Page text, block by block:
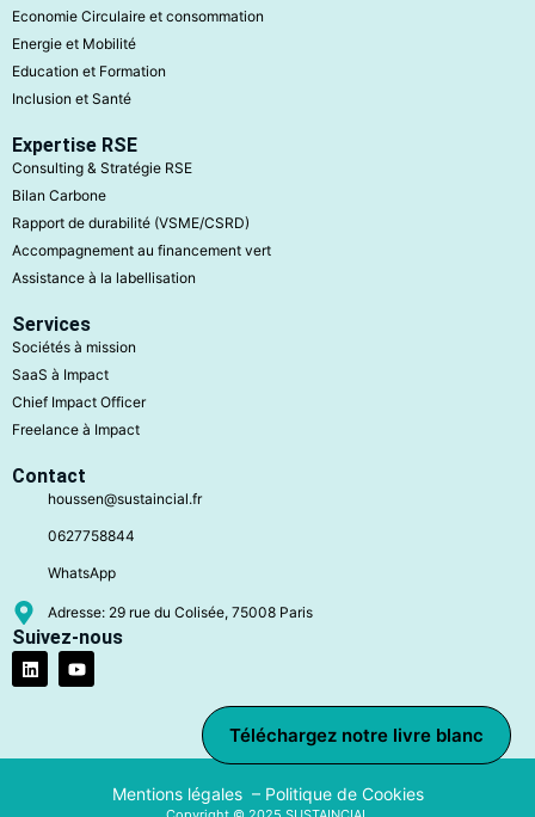
Economie Circulaire et consommation
Energie et Mobilité
Education et Formation
Inclusion et Santé
Expertise RSE
Consulting & Stratégie RSE
Bilan Carbone
Rapport de durabilité (VSME/CSRD)
Accompagnement au financement vert
Assistance à la labellisation
Services
Sociétés à mission
SaaS à Impact
Chief Impact Officer
Freelance à Impact
Contact
houssen@sustaincial.fr
0627758844
WhatsApp
Adresse: 29 rue du Colisée, 75008 Paris
Suivez-nous
Téléchargez notre livre blanc
Mentions légales – Politique de Cookies